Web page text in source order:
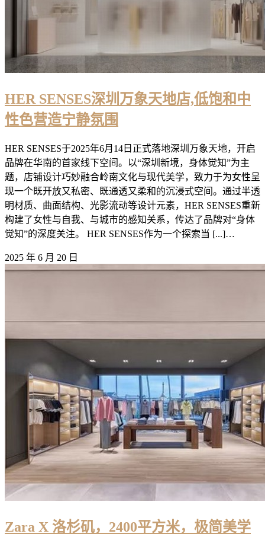
HER SENSES深圳万象天地店,低饱和中
性色营造宁静氛围
HER SENSES于2025年6月14日正式落地深圳万象天地，开启
品牌在华南的首家线下空间。以“深圳新境，身体觉知”为主
题，店铺设计巧妙融合岭南文化与现代美学，致力于为女性呈
现一个既开放又私密、既通透又柔和的沉浸式空间。通过半透
明材质、曲面结构、光影流动等设计元素，HER SENSES重新
构建了女性与自我、与城市的感知关系，传达了品牌对“身体
觉知”的深度关注。 HER SENSES作为一个探索当 [...]…
2025 年 6 月 20 日
Zara X 洛杉矶，2400平方米，极简美学